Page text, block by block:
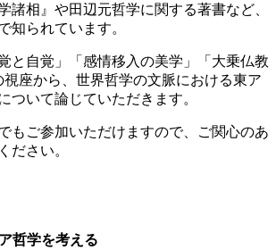
諸相』や田辺元哲学に関する著書など、
知られています。
と自覚」「感情移入の美学」「大乗仏教
座から、世界哲学の文脈における東ア
ついて論じていただきます。
もご参加いただけますので、ご関心のあ
ださい。
哲学を考える